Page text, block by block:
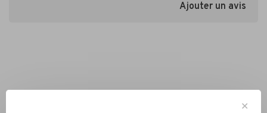
Ajouter un avis
✕